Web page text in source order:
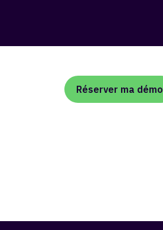
Réserver ma démo